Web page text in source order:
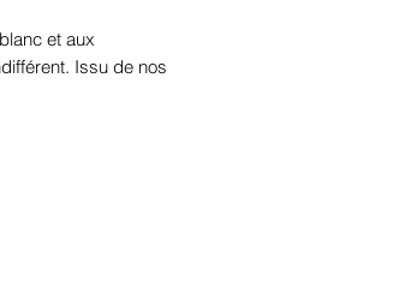
et aux
Issu de nos